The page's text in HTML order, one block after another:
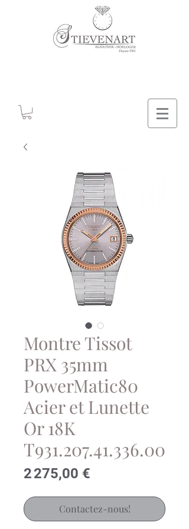
Montre Tissot
PRX 35mm
PowerMatic80
Acier et Lunette
Or 18K
T931.207.41.336.00
2 275,00 €
Contactez-nous!